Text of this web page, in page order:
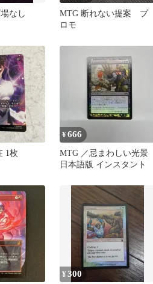
なし
MTG 断れない提案 プ
ロモ
1枚
¥666
MTG ／忌まわしい光景
日本語版 インスタント
¥300